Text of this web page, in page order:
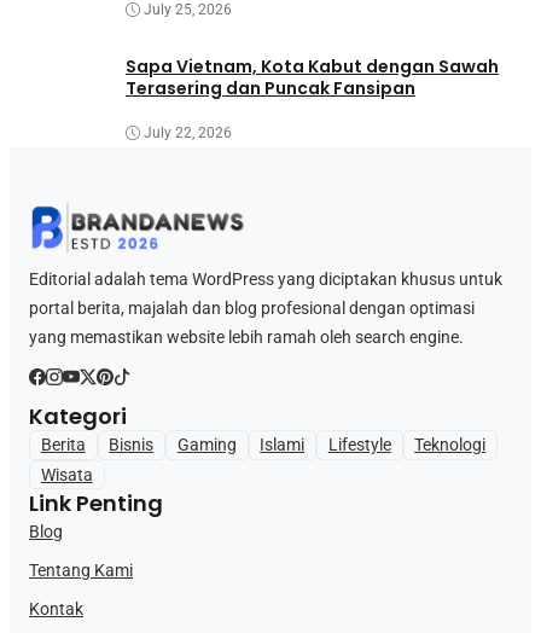
July 25, 2026
Sapa Vietnam, Kota Kabut dengan Sawah
Terasering dan Puncak Fansipan
July 22, 2026
Editorial adalah tema WordPress yang diciptakan khusus untuk
portal berita, majalah dan blog profesional dengan optimasi
yang memastikan website lebih ramah oleh search engine.
Kategori
Berita Bisnis Gaming Islami Lifestyle
Teknologi
Wisata
Link Penting
Blog
Tentang Kami
Kontak